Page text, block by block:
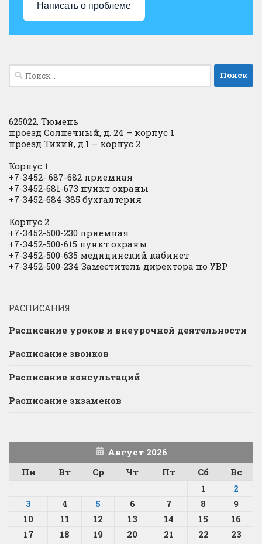
Написать о проблеме
Найти:
625022, Тюмень
проезд Солнечный, д. 24 – корпус 1
проезд Тихий, д.1 – корпус 2
Корпус 1
+7-3452- 687-682 приемная
+7-3452-681-673 пункт охраны
+7-3452-684-385 бухгалтерия
Корпус 2
+7-3452-500-230 приемная
+7-3452-500-615 пункт охраны
+7-3452-500-635 медицинский кабинет
+7-3452-500-234 Заместитель директора по УВР
РАСПИСАНИЯ
Расписание уроков и внеурочной деятельности
Расписание звонков
Расписание консультаций
Расписание экзаменов
Август 2026
Пн
Вт Ср Чт Пт Сб
Вс
1
2
3
4 5 6 7 8
9
10
11 12 13 14 15
16
17
18 19 20 21 22
23